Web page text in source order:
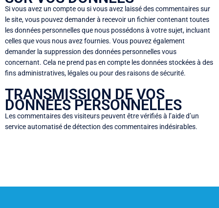
Si vous avez un compte ou si vous avez laissé des commentaires sur
le site, vous pouvez demander à recevoir un fichier contenant toutes
les données personnelles que nous possédons à votre sujet, incluant
celles que vous nous avez fournies. Vous pouvez également
demander la suppression des données personnelles vous
concernant. Cela ne prend pas en compte les données stockées à des
fins administratives, légales ou pour des raisons de sécurité.
TRANSMISSION DE VOS
DONNÉES PERSONNELLES
Les commentaires des visiteurs peuvent être vérifiés à l’aide d’un
service automatisé de détection des commentaires indésirables.